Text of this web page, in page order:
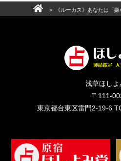
> 《ルーカス》あなたは「嫌
浅草ほしよ
〒111-
東京都台東区雷門2-19-6